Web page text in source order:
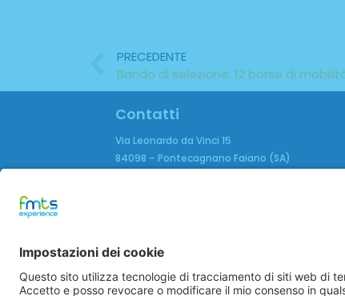
PRECEDENTE
Bando di selezione: 12 borse di
Contatti
Via Leonardo da Vinci 15
84098 – Pontecagnano Faiano (SA)